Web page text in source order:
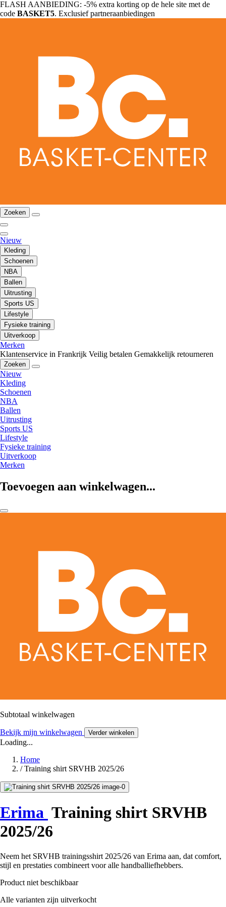
FLASH AANBIEDING: -5% extra korting op de hele site met de
code BASKET5. Exclusief partneraanbiedingen
Zoeken
Nieuw
Kleding
Schoenen
NBA
Ballen
Uitrusting
Sports US
Lifestyle
Fysieke training
Uitverkoop
Merken
Klantenservice in Frankrijk Veilig betalen Gemakkelijk retourneren
Zoeken
Nieuw
Kleding
Schoenen
NBA
Ballen
Uitrusting
Sports US
Lifestyle
Fysieke training
Uitverkoop
Merken
Toevoegen aan winkelwagen...
Subtotaal winkelwagen
Bekijk mijn winkelwagen Verder winkelen
Loading...
Home
/ Training shirt SRVHB 2025/26
Erima Training shirt SRVHB
2025/26
Neem het SRVHB trainingsshirt 2025/26 van Erima aan, dat comfort,
stijl en prestaties combineert voor alle handballiefhebbers.
Product niet beschikbaar
Alle varianten zijn uitverkocht